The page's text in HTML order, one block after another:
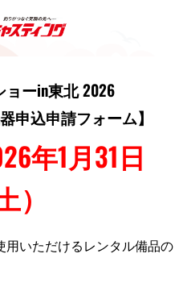
ーin東北 2026
申込申請フォーム】
年1月31日
）
いただけるレンタル備品の